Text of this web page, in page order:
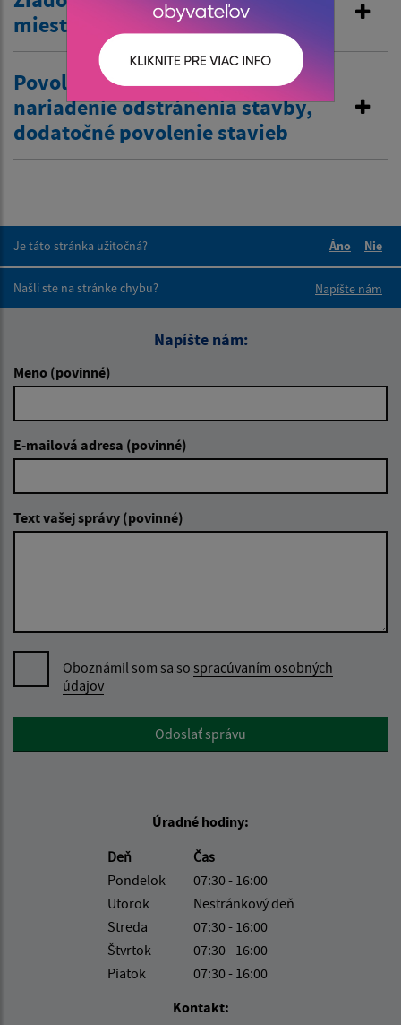
miestnej komunikácie
Povolenie na odstránenie stavby,
nariadenie odstránenia stavby,
dodatočné povolenie stavieb
Je táto stránka užitočná?
Áno
Nie
Našli ste na stránke chybu?
Napíšte nám
Napíšte nám:
Meno (povinné)
E-mailová adresa (povinné)
Text vašej správy (povinné)
Oboznámil som sa so spracúvaním osobných
údajov
Google reCaptcha ResponseOdoslať správu
Úradné hodiny:
Deň
Čas
Pondelok
07:30 - 16:00
Utorok
Nestránkový deň
Streda
07:30 - 16:00
Štvrtok
07:30 - 16:00
Piatok
07:30 - 16:00
Kontakt: